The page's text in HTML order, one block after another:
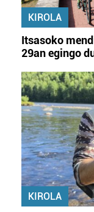
KIROLA
Itsasoko
29an egingo
KIROLA